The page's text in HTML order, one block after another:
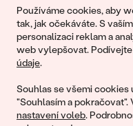
Používáme cookies, aby
tak, jak očekáváte. S
personalizaci reklam a
web vylepšovat. Podívejte
údaje.
Souhlas se všemi
"Souhlasím a
nastavení voleb.
© 2011 - 2026, Eppi.cz